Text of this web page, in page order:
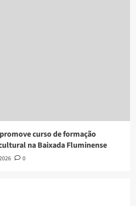
curso de formação
na Baixada Fluminense
0